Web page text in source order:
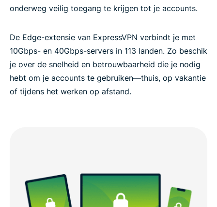
onderweg veilig toegang te krijgen tot je accounts.
De Edge-extensie van ExpressVPN verbindt je met
10Gbps- en 40Gbps-servers in 113 landen. Zo beschik
je over de snelheid en betrouwbaarheid die je nodig
hebt om je accounts te gebruiken—thuis, op vakantie
of tijdens het werken op afstand.